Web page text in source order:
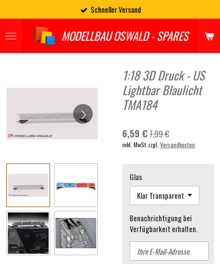
Hauptinhalt
springen
MODELLBAU OSWALD - SPARES
Schneller Versand
1:18 3D Druck - US
Lightbar Blaulicht
TMA184
6,59 €7,99 €
inkl. MwSt zzgl. Versandkosten
Glas
Benachrichtigung bei
Verfügbarkeit erhalten.